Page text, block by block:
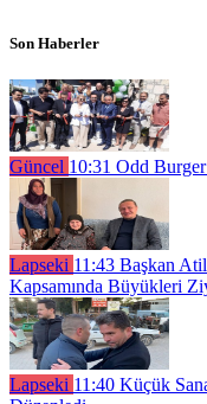
Son Haberler
Güncel 10:31 Odd
Lapseki 11:43 Başkan
Kapsamında Büyükleri
Lapseki 11:40 Küçük